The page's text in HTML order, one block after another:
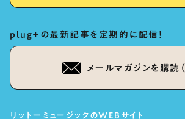
plug+の最新記事を定期的に配信！
メールマガジンを購読（
リットーミュージックのWEBサイト